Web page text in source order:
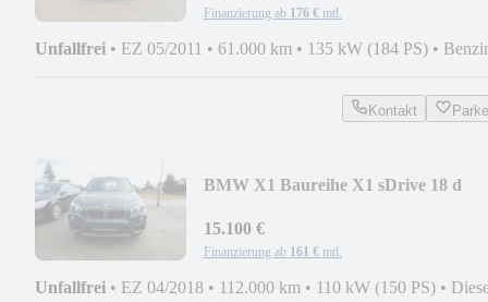
Finanzierung ab 176 € mtl.
Unfallfrei • EZ 05/2011 • 61.000 km • 135 kW (184 PS) •
Kontakt
BMW X1 Baureihe X1 sDrive 18 d
15.100 €
Finanzierung ab 161 € mtl.
Unfallfrei • EZ 04/2018 • 112.000 km • 110 kW (150 PS) •